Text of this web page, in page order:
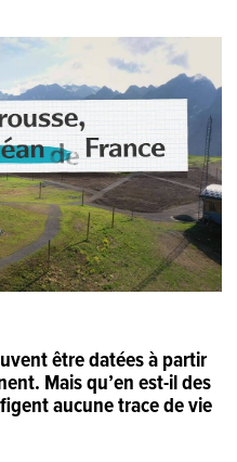
être datées à partir
Mais qu’en est-il des
aucune trace de vie